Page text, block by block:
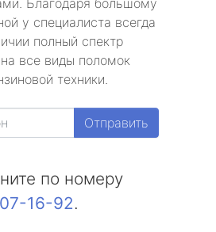
Благодаря большому
у специалиста всегда
полный спектр
все виды поломок
техники.
Отправить
по номеру
16-92.